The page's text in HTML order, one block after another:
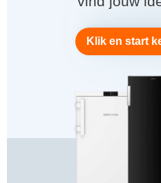
Klik en start